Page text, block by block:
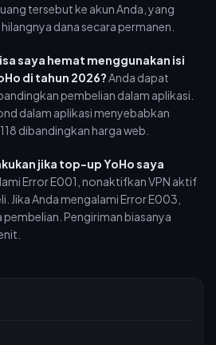
tersebut ke akun Anda, yang
dana secara permanen.
saya hemat menggunakan isi
di tahun 2026?Anda dapat
pembelian dalam aplikasi.
dalam aplikasi menyebabkan
dibandingkan harga web.
jika top-up YoHo saya
Error E001, nonaktifkan VPN aktif
Jika Anda mengalami Error E003,
Pengiriman biasanya